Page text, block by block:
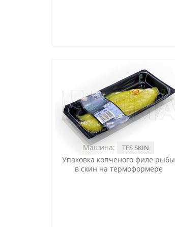
Упаковка копченого филе рыбы
в скин на термоформере
Машина: TFS SKIN